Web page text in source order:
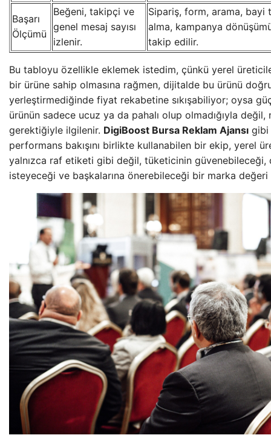
Başarı
Ölçümü
Beğeni, takipçi ve
genel mesaj sayısı
izlenir.
Sipariş, form, arama, bayi
alma, kampanya
takip edilir.
Bu tabloyu özellikle eklemek istedim, çünkü yerel
bir ürüne sahip olmasına rağmen, dijitalde bu ürünü
yerleştirmediğinde fiyat rekabetine sıkışabiliyor; oysa
ürünün sadece ucuz ya da pahalı olup olmadığıyla
gerektiğiyle ilgilenir. DigiBoost Bursa Reklam Ajansı gibi
performans bakışını birlikte kullanabilen bir ekip, yerel
yalnızca raf etiketi gibi değil, tüketicinin güvenebileceği,
isteyeceği ve başkalarına önerebileceği bir marka